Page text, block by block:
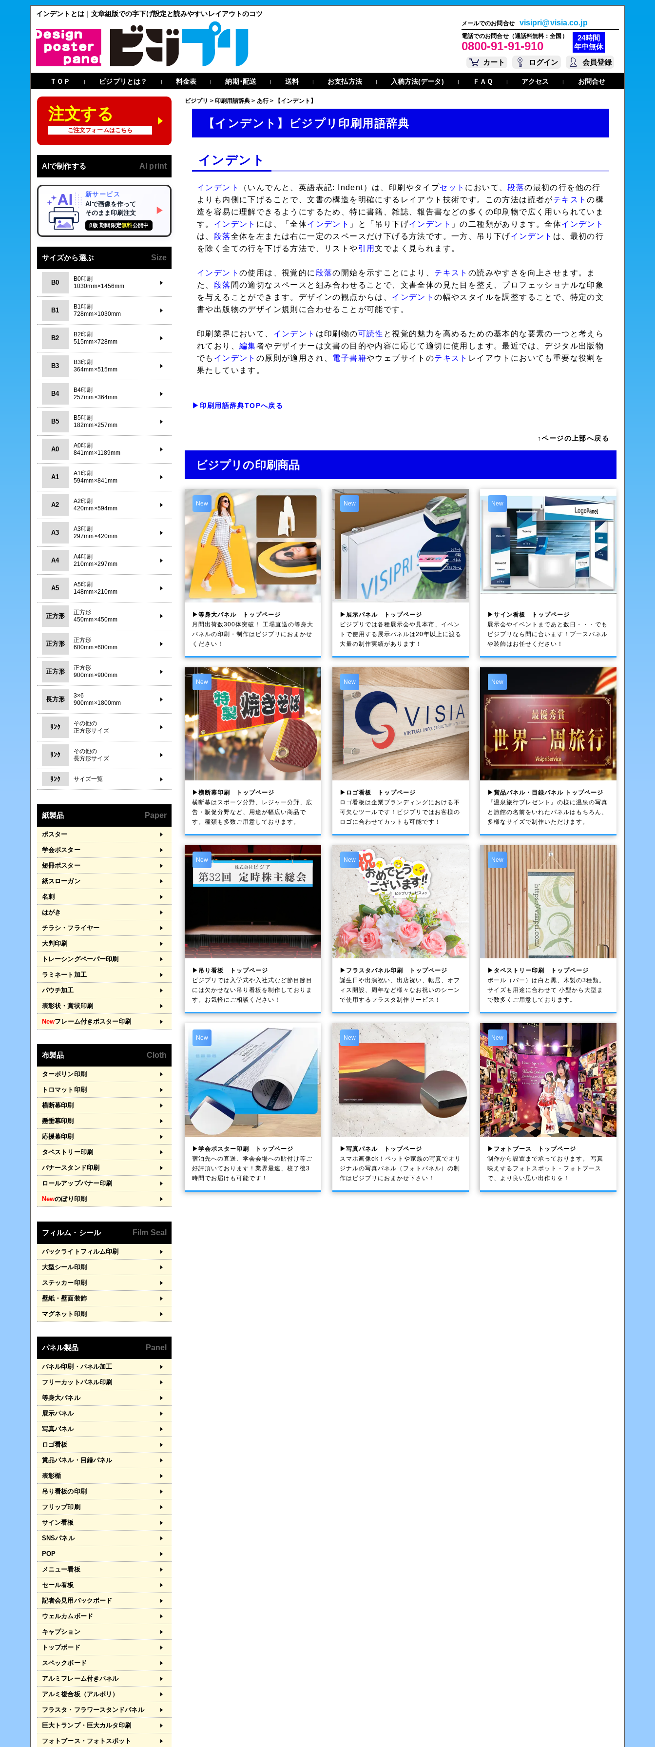
インデントとは｜文章組版での字下げ設定と読みやすいレイアウトのコツ
メールでのお問合せ visipri@visia.co.jp
電話でのお問合せ（通話料無料：全国）
0800-91-91-910
24時間
年中無休
カート
ログイン 会員登録
ＴＯＰ | ビジプリとは？ | 料金表 | 納期･配送 | 送料 | お支払方法 | 入稿方法(データ) | ＦＡＱ | アクセス | お問合せ
ビジプリ > 印刷用語辞典 > あ行> 【インデント】
【インデント】ビジプリ印刷用語辞典
インデント
インデント （いんでんと、英語表記: Indent）は、印刷やタイプセット において、段落の最初の行を他の行
よりも内側に下げることで、文書の構造を明確にするレイアウト技術です。この方法は読者がテキストの構
造を容易に理解できるようにするため、特に書籍、雑誌、報告書などの多くの印刷物で広く用いられていま
す。 インデント には、「全体インデント 」と「吊り下げインデント 」の二種類があります。全体インデント
は、 段落全体を左または右に一定のスペースだけ下げる方法です。一方、吊り下げインデント は、最初の行
を除く全ての行を下げる方法で、リストや引用文でよく見られます。
インデント の使用は、視覚的に 段落の開始を示すことにより、 テキスト の読みやすさを向上させます。ま
た、 段落 間の適切なスペースと組み合わせることで、文書全体の見た目を整え、プロフェッショナルな印象
を与えることができます。デザインの観点からは、 インデントの幅やスタイルを調整することで、特定の文
書や出版物のデザイン規則に合わせることが可能です。
印刷業界において、 インデント は印刷物の可読性 と視覚的魅力を高めるための基本的な要素の一つと考えら
れており、 編集者やデザイナーは文書の目的や内容に応じて適切に使用します。最近では、デジタル出版物
でも インデント の原則が適用され、 電子書籍やウェブサイトのテキスト レイアウトにおいても重要な役割を
果たしています。
▶印刷用語辞典TOPへ戻る
↑ページの上部へ戻る
ビジプリの印刷商品
New
▶等身大パネル トップページ
月間出荷数300体突破！ 工場直送の等身大
パネルの印刷・制作は ビジプリ におまかせ
ください！
New
▶展示パネル トップページ
ビジプリでは各種展示会や見本市、イベン
トで使用する展示パネルは20年以上に渡る
大量の制作実績があります！
New
▶サイン看板 トップページ
展示会やイベントまであと数日・・・でも
ビジプリなら間に合います！ブースパネル
や装飾はお任せください！
New
▶横断幕印刷 トップページ
横断幕はスポーツ分野、レジャー分野、広
告・販促分野など、用途が幅広い商品で
す。種類も多数ご用意しております。
New
▶ロゴ看板 トップページ
ロゴ看板は企業ブランディングにおける不
可欠なツールです！ビジプリではお客様の
ロゴに合わせてカットも可能です！
New
▶賞品パネル・目録パネル トップページ
『温泉旅行プレゼント』の様に温泉の写真
と旅館の名前をいれたパネルはもちろん、
多様なサイズで制作いただけます。
New
▶吊り看板 トップページ
ビジプリでは入学式や入社式など節目節目
には欠かせない吊り看板を制作しておりま
す。お気軽にご相談ください！
New
▶フラスタパネル印刷 トップページ
誕生日や出演祝い、出店祝い、転居、オフ
ィス開設、周年など様々なお祝いのシーン
で使用するフラスタ制作サービス！
New
▶タペストリー印刷 トップページ
ポール（バー）は白と黒、木製の3種類。
サイズも用途に合わせて 小型から大型ま
で数多くご用意しております。
New
▶学会ポスター印刷 トップページ
宿泊先への直送、学会会場への貼付け等ご
好評頂いております！業界最速、校了後3
時間でお届けも可能です！
New
▶写真パネル トップページ
スマホ画像ok！ペットや家族の写真でオリ
ジナルの写真パネル（フォトパネル）の制
作はビジプリにおまかせ下さい！
New
▶フォトブース トップページ
制作から設置まで承っております。 写真
映えするフォトスポット・フォトブース
で、より良い思い出作りを！
注文する
ご注文フォームはこちら
AIで制作する AI print
新サービス
AIで画像を作って
そのまま印刷注文
β版 期間限定無料公開中
▶
サイズから選ぶ Size
B0
B0印刷
1030mm×1456mm
B1
B1印刷
728mm×1030mm
B2
B2印刷
515mm×728mm
B3
B3印刷
364mm×515mm
B4
B4印刷
257mm×364mm
B5
B5印刷
182mm×257mm
A0
A0印刷
841mm×1189mm
A1
A1印刷
594mm×841mm
A2
A2印刷
420mm×594mm
A3
A3印刷
297mm×420mm
A4
A4印刷
210mm×297mm
A5
A5印刷
148mm×210mm
正方形
正方形
450mm×450mm
正方形
正方形
600mm×600mm
正方形
正方形
900mm×900mm
長方形
3×6
900mm×1800mm
ﾘﾝｸ
その他の
正方形サイズ
ﾘﾝｸ
その他の
長方形サイズ
ﾘﾝｸ サイズ一覧
紙製品 Paper
ポスター
学会ポスター
短冊ポスター
紙スローガン
名刺
はがき
チラシ・フライヤー
大判印刷
トレーシングペーパー印刷
ラミネート加工
パウチ加工
表彰状・賞状印刷
Newフレーム付きポスター印刷
布製品 Cloth
ターポリン印刷
トロマット印刷
横断幕印刷
懸垂幕印刷
応援幕印刷
タペストリー印刷
バナースタンド印刷
ロールアップバナー印刷
Newのぼり印刷
フィルム・シール Film Seal
バックライトフィルム印刷
大型シール印刷
ステッカー印刷
壁紙・壁面装飾
マグネット印刷
パネル製品 Panel
パネル印刷・パネル加工
フリーカットパネル印刷
等身大パネル
展示パネル
写真パネル
ロゴ看板
賞品パネル・目録パネル
表彰楯
吊り看板の印刷
フリップ印刷
サイン看板
SNSパネル
POP
メニュー看板
セール看板
記者会見用バックボード
ウェルカムボード
キャプション
トップボード
スペックボード
アルミフレーム付きパネル
アルミ複合板（アルポリ）
フラスタ・フラワースタンドパネル
巨大トランプ・巨大カルタ印刷
フォトブース・フォトスポット